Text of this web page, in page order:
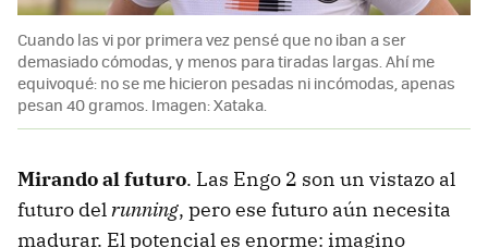
Cuando las vi por primera vez pensé que no iban a ser
demasiado cómodas, y menos para tiradas largas. Ahí me
equivoqué: no se me hicieron pesadas ni incómodas, apenas
pesan 40 gramos. Imagen: Xataka.
Mirando al futuro. Las Engo 2 son un vistazo al
futuro delrunning, pero ese futuro aún necesita
madurar. El potencial es enorme: imagino